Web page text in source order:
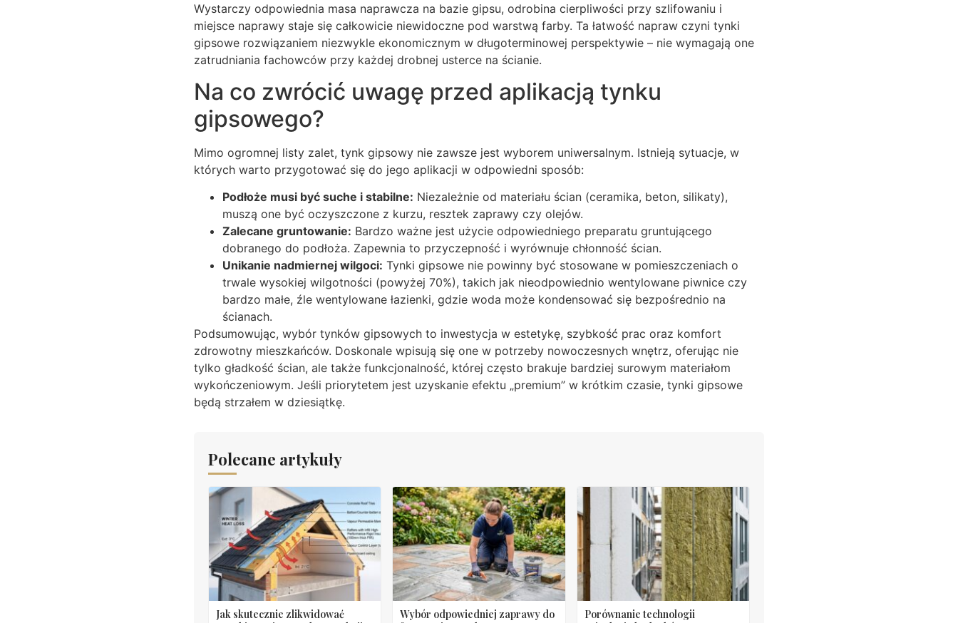
Wystarczy odpowiednia masa naprawcza na bazie gipsu, odrobina cierpliwości przy szlifowaniu i
miejsce naprawy staje się całkowicie niewidoczne pod warstwą farby. Ta łatwość napraw czyni tynki
gipsowe rozwiązaniem niezwykle ekonomicznym w długoterminowej perspektywie – nie wymagają one
zatrudniania fachowców przy każdej drobnej usterce na ścianie.
Na co zwrócić uwagę przed aplikacją tynku
gipsowego?
Mimo ogromnej listy zalet, tynk gipsowy nie zawsze jest wyborem uniwersalnym. Istnieją sytuacje, w
których warto przygotować się do jego aplikacji w odpowiedni sposób:
Podłoże musi być suche i stabilne: Niezależnie od materiału ścian (ceramika, beton, silikaty),
muszą one być oczyszczone z kurzu, resztek zaprawy czy olejów.
Zalecane gruntowanie: Bardzo ważne jest użycie odpowiedniego preparatu gruntującego
dobranego do podłoża. Zapewnia to przyczepność i wyrównuje chłonność ścian.
Unikanie nadmiernej wilgoci: Tynki gipsowe nie powinny być stosowane w pomieszczeniach o
trwale wysokiej wilgotności (powyżej 70%), takich jak nieodpowiednio wentylowane piwnice czy
bardzo małe, źle wentylowane łazienki, gdzie woda może kondensować się bezpośrednio na
ścianach.
Podsumowując, wybór tynków gipsowych to inwestycja w estetykę, szybkość prac oraz komfort
zdrowotny mieszkańców. Doskonale wpisują się one w potrzeby nowoczesnych wnętrz, oferując nie
tylko gładkość ścian, ale także funkcjonalność, której często brakuje bardziej surowym materiałom
wykończeniowym. Jeśli priorytetem jest uzyskanie efektu „premium” w krótkim czasie, tynki gipsowe
będą strzałem w dziesiątkę.
Polecane artykuły
Jak skutecznie zlikwidować
Wybór odpowiedniej zaprawy do
Porównanie technologii